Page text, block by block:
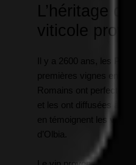
L’héritage
viticole
Il y a 2600 ans, les
premières vignes en
Romains ont
et les ont diffusées à
en témoignent les
d’Olbia.